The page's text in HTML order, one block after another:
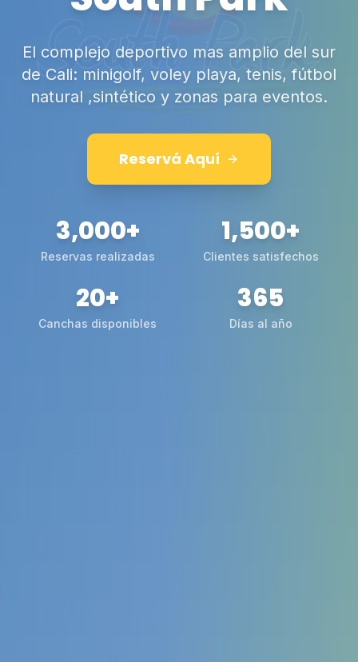
El complejo deportivo mas amplio del sur
de Cali: minigolf, voley playa, tenis, fútbol
natural ,sintético y zonas para eventos.
Reservá Aquí
3,000+
Reservas realizadas
1,500+
Clientes satisfechos
20+
Canchas disponibles
365
Días al año